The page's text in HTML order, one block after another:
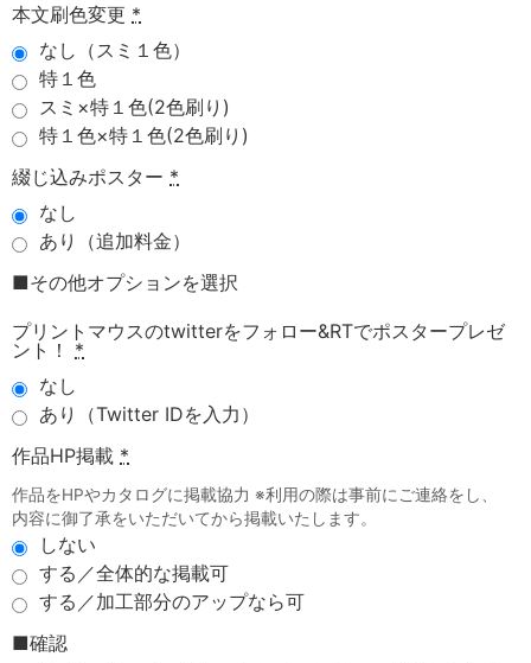
本文刷色変更 *
なし（スミ１色）
特１色
スミ×特１色(2色刷り)
特１色×特１色(2色刷り)
綴じ込みポスター *
なし
あり（追加料金）
■その他オプションを選択
プリントマウスのtwitterをフォロー&RTでポスタープレゼ
ント！
*
なし
あり（Twitter IDを入力）
作品HP掲載 *
作品をHPやカタログに掲載協力 ※利用の際は事前にご連絡をし、
内容に御了承をいただいてから掲載いたします。
しない
する／全体的な掲載可
する／加工部分のアップなら可
■確認